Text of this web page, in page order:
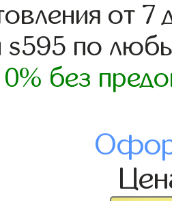
от 7
s595 по
без